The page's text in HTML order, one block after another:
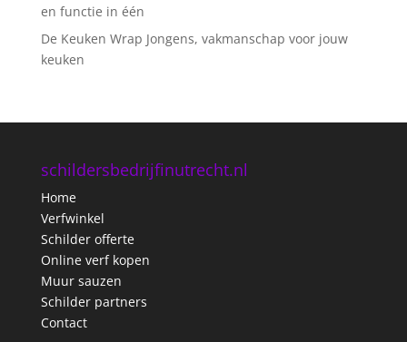
en functie in één
De Keuken Wrap Jongens, vakmanschap voor jouw
keuken
schildersbedrijfinutrecht.nl
Home
Verfwinkel
Schilder offerte
Online verf kopen
Muur sauzen
Schilder partners
Contact